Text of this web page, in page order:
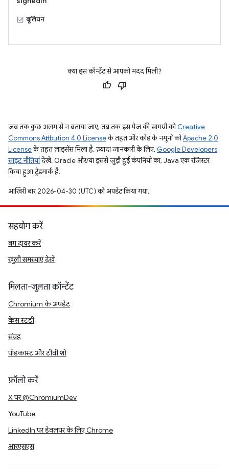
बूलियन
क्या इस कॉन्टेंट से आपको मदद मिली?
जब तक कुछ अलग से न बताया जाए, तब तक इस पेज की सामग्री कोCreative
Commons Attribution 4.0 Licenseके तहत और कोड के नमूनों कोApache 2.0
Licenseके तहत लाइसेंस मिला है. ज़्यादा जानकारी के लिए, Google Developers
साइट नीतियांदेखें. Oracle और/या इससे जुड़ी हुई कंपनियों का, Java एक रजिस्टर
किया हुआ ट्रेडमार्क है.
आखिरी बार 2026-04-30 (UTC) को अपडेट किया गया.
सहयोग करें
बग दायर करें
खुली समस्याएं देखें
मिलता-जुलता कॉन्टेंट
Chromium के अपडेट
केस स्टडी
संग्रह
पॉडकास्ट और टीवी शो
फ़ॉलो करें
X पर @ChromiumDev
YouTube
LinkedIn पर डेवलपर के लिए Chrome
आरएसएस